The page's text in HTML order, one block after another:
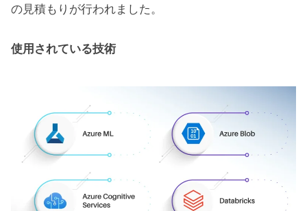
の見積もりが行われました。
使用されている技術